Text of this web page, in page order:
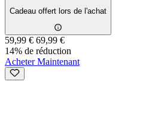
Cadeau offert lors de l'achat
59,99 € 69,99 €
14% de réduction
Acheter Maintenant